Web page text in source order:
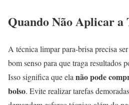
Quando Não Aplicar a
A técnica limpar para-brisa precisa
bom senso para que traga resultados
Isso significa que elanão pode
bolso. Evite realizar tarefas